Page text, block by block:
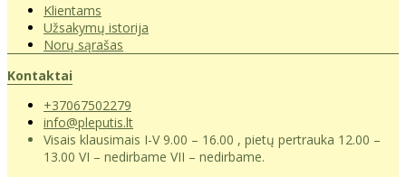
Klientams
Užsakymų istorija
Norų sąrašas
Kontaktai
+37067502279
info@pleputis.lt
Visais klausimais I-V 9.00 – 16.00 , pietų pertrauka 12.00 –
13.00 VI – nedirbame VII – nedirbame.